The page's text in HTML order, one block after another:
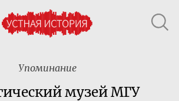
Упоминание
музей МГУ